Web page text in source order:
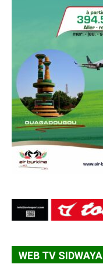
WEB TV SIDWAYA